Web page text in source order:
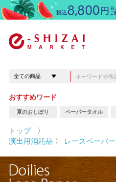
おすすめワード
夏のおしぼり ペーパータオル
トップ
〉
演出用消耗品 〉 レースペーパー